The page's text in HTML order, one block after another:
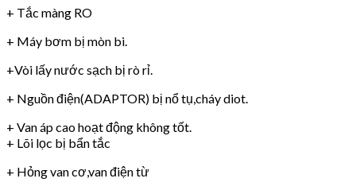
+ Tắc màng RO
+ Máy bơm bị mòn bi.
+Vòi lấy nước sạch bị rò rỉ.
+ Nguồn điện(ADAPTOR) bị nổ tụ,cháy diot.
+ Van áp cao hoạt động không tốt.
+ Lõi lọc bị bẩn tắc
+ Hỏng van cơ,van điện từ